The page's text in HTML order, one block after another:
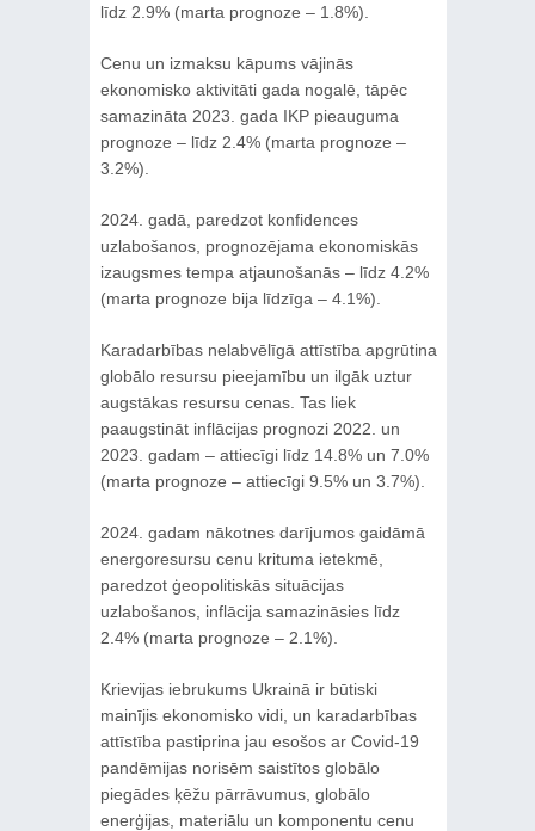
līdz 2.9% (marta prognoze – 1.8%).
Cenu un izmaksu kāpums vājinās
ekonomisko aktivitāti gada nogalē, tāpēc
samazināta 2023. gada IKP pieauguma
prognoze – līdz 2.4% (marta prognoze –
3.2%).
2024. gadā, paredzot konfidences
uzlabošanos, prognozējama ekonomiskās
izaugsmes tempa atjaunošanās – līdz 4.2%
(marta prognoze bija līdzīga – 4.1%).
Karadarbības nelabvēlīgā attīstība apgrūtina
globālo resursu pieejamību un ilgāk uztur
augstākas resursu cenas. Tas liek
paaugstināt inflācijas prognozi 2022. un
2023. gadam – attiecīgi līdz 14.8% un 7.0%
(marta prognoze – attiecīgi 9.5% un 3.7%).
2024. gadam nākotnes darījumos gaidāmā
energoresursu cenu krituma ietekmē,
paredzot ģeopolitiskās situācijas
uzlabošanos, inflācija samazināsies līdz
2.4% (marta prognoze – 2.1%).
Krievijas iebrukums Ukrainā ir būtiski
mainījis ekonomisko vidi, un karadarbības
attīstība pastiprina jau esošos ar Covid-19
pandēmijas norisēm saistītos globālo
piegādes ķēžu pārrāvumus, globālo
enerģijas, materiālu un komponentu cenu